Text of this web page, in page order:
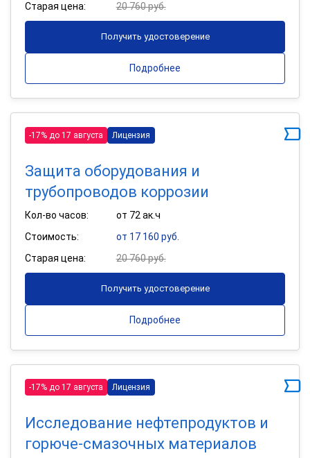
Старая цена: 20 760 руб.
Получить удостоверение
Подробнее
-17% до 17 августа Лицензия
Защита оборудования и
трубопроводов коррозии
Кол-во часов:
от 72 ак.ч
Стоимость:
от 17 160 руб.
Старая цена:
20 760 руб.
Получить удостоверение
Подробнее
-17% до 17 августа Лицензия
Исследование нефтепродуктов и
горюче-смазочных материалов